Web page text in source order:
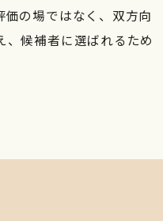
価の場ではなく、双方向
、候補者に選ばれるため